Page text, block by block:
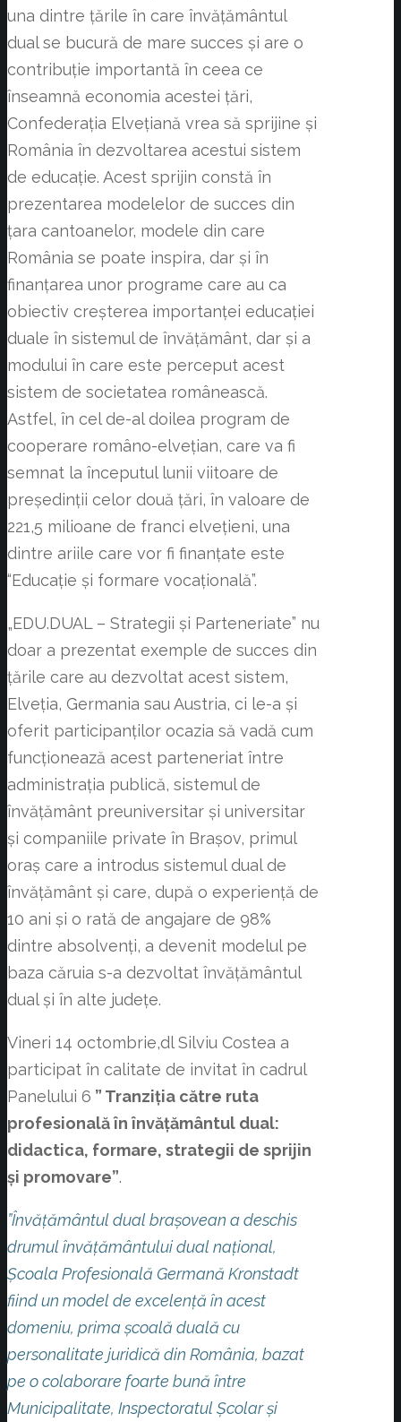
una dintre țările în care învățământul
dual se bucură de mare succes și are o
contribuție importantă în ceea ce
înseamnă economia acestei țări,
Confederația Elvețiană vrea să sprijine și
România în dezvoltarea acestui sistem
de educație. Acest sprijin constă în
prezentarea modelelor de succes din
țara cantoanelor, modele din care
România se poate inspira, dar și în
finanțarea unor programe care au ca
obiectiv creșterea importanței educației
duale în sistemul de învățământ, dar și a
modului în care este perceput acest
sistem de societatea românească.
Astfel, în cel de-al doilea program de
cooperare româno-elvețian, care va fi
semnat la începutul lunii viitoare de
președinții celor două țări, în valoare de
221,5 milioane de franci elvețieni, una
dintre ariile care vor fi finanțate este
“Educație și formare vocațională”.
„EDU.DUAL – Strategii și Parteneriate” nu
doar a prezentat exemple de succes din
țările care au dezvoltat acest sistem,
Elveția, Germania sau Austria, ci le-a și
oferit participanților ocazia să vadă cum
funcționează acest parteneriat între
administrația publică, sistemul de
învățământ preuniversitar și universitar
și companiile private în Brașov, primul
oraș care a introdus sistemul dual de
învățământ și care, după o experiență de
10 ani și o rată de angajare de 98%
dintre absolvenți, a devenit modelul pe
baza căruia s-a dezvoltat învățământul
dual și în alte județe.
Vineri 14 octombrie,dl Silviu Costea a
participat în calitate de invitat în cadrul
Panelului 6 ” Tranziția către ruta
profesională în învățământul dual:
didactica, formare, strategii de sprijin
și promovare”.
”Învățământul dual brașovean a deschis
drumul învățământului dual național,
Școala Profesională Germană Kronstadt
fiind un model de excelență în acest
domeniu, prima școală duală cu
personalitate juridică din România, bazat
pe o colaborare foarte bună între
Municipalitate, Inspectoratul Școlar și